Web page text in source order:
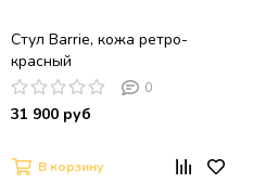
Стул Barrie, кожа ретро-
красный
0
31 900 руб
В корзину